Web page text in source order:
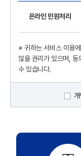
온라인 민원처리
※ 귀하는 서비스 이용
않을 권리가 있으며,
수 있습니다.
개